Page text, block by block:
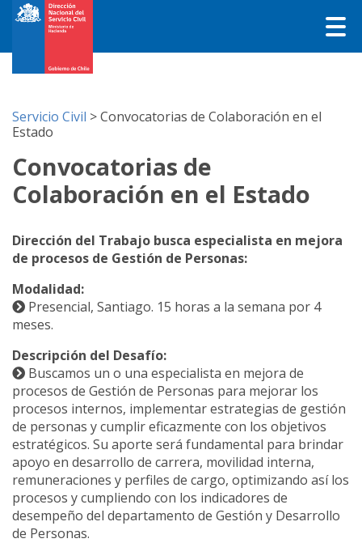
Servicio Civil >Convocatorias de Colaboración en el
Estado
Convocatorias de
Colaboración en el Estado
Dirección del Trabajo busca especialista en mejora
de procesos de Gestión de Personas:
Modalidad:
Presencial, Santiago. 15 horas a la semana por 4
meses.
Descripción del Desafío:
Buscamos un o una especialista en mejora de
procesos de Gestión de Personas para mejorar los
procesos internos, implementar estrategias de gestión
de personas y cumplir eficazmente con los objetivos
estratégicos. Su aporte será fundamental para brindar
apoyo en desarrollo de carrera, movilidad interna,
remuneraciones y perfiles de cargo, optimizando así los
procesos y cumpliendo con los indicadores de
desempeño del departamento de Gestión y Desarrollo
de Personas.